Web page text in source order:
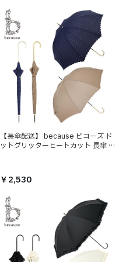
【長傘配送】 because ビコーズ ド
ットグリッターヒートカット 長傘 ※
￥2,530